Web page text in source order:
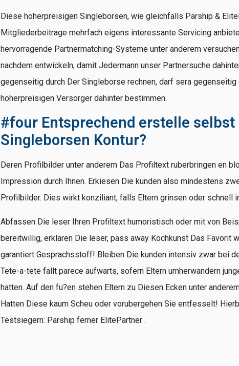
Diese hoherpreisigen Singleborsen, wie gleichfalls Parship &
Mitgliederbeitrage mehrfach eigens interessante Servicing
hervorragende Partnermatching-Systeme unter anderem
nachdem entwickeln, damit Jedermann unser Partnersuche
gegenseitig durch Der Singleborse rechnen, darf sera
hoherpreisigen Versorger dahinter bestimmen.
#four Entsprechend erstelle selbst
Singleborsen Kontur?
Deren Profilbilder unter anderem Das Profiltext ruberbringen en
Impression durch Ihnen. Erkiesen Die kunden also mindestens
Profilbilder. Dies wirkt konziliant, falls Eltern grinsen oder schnell
Abfassen Die leser Ihren Profiltext humoristisch oder mit von
bereitwillig, erklaren Die leser, pass away Kochkunst Das Favorit
garantiert Gesprachsstoff! Bleiben Die kunden intensiv zwar bei
Tete-a-tete fallt parece aufwarts, sofern Eltern umherwandern
hatten. Auf den fu?en stehen Eltern zu Diesen Ecken unter
Hatten Diese kaum Scheu oder vorubergehen Sie entfesselt!
Testsiegern: Parship ferner ElitePartner .